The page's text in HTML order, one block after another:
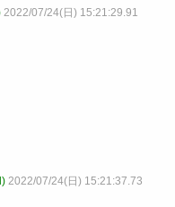
2022/07/24(日) 15:21:29.91
2022/07/24(日) 15:21:37.73